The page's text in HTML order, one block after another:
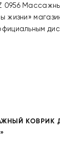
КОВРИК